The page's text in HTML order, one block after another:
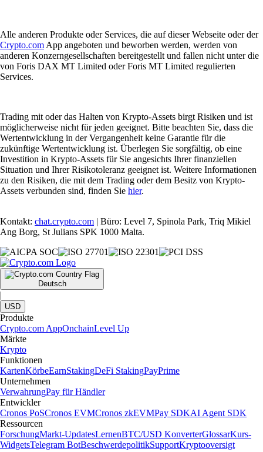
Alle anderen Produkte oder Services, die auf dieser Webseite oder der
Crypto.com App angeboten und beworben werden, werden von
anderen Konzerngesellschaften bereitgestellt und fallen nicht unter die
von Foris DAX MT Limited oder Foris MT Limited regulierten
Services.
Trading mit oder das Halten von Krypto-Assets birgt Risiken und ist
möglicherweise nicht für jeden geeignet. Bitte beachten Sie, dass die
Wertentwicklung in der Vergangenheit keine Garantie für die
zukünftige Wertentwicklung ist. Überlegen Sie sorgfältig, ob eine
Investition in Krypto-Assets für Sie angesichts Ihrer finanziellen
Situation und Ihrer Risikotoleranz geeignet ist. Weitere Informationen
zu den Risiken, die mit dem Trading oder dem Besitz von Krypto-
Assets verbunden sind, finden Sie hier.
Kontakt: chat.crypto.com | Büro: Level 7, Spinola Park, Triq Mikiel
Ang Borg, St Julians SPK 1000 Malta.
Deutsch
|
USD
Produkte
Crypto.com AppOnchainLevel Up
Märkte
Krypto
Funktionen
KartenKörbeEarnStakingDeFi StakingPayPrime
Unternehmen
VerwahrungPay für Händler
Entwickler
Cronos PoSCronos EVMCronos zkEVMPay SDKAI Agent SDK
Ressourcen
ForschungMarkt-UpdatesLernenBTC/USD KonverterGlossarKurs-
WidgetsTelegram BotBeschwerdepolitikSupportKryptooversigt